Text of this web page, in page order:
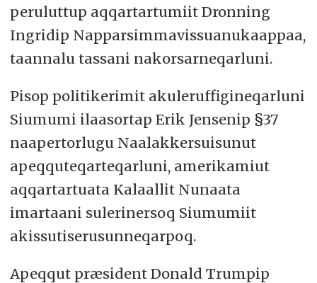
peruluttup aqqartartumiit Dronning
Ingridip Napparsimmavissuanukaappaa,
taannalu tassani nakorsarneqarluni.
Pisop politikerimit akuleruffigineqarluni
Siumumi ilaasortap Erik Jensenip §37
naapertorlugu Naalakkersuisunut
apeqquteqarteqarluni, amerikamiut
aqqartartuata Kalaallit Nunaata
imartaani sulerinersoq Siumumiit
akissutiserusunneqarpoq.
Apeqqut præsident Donald Trumpip